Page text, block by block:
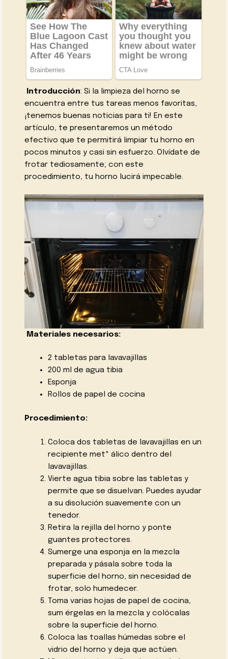
Introducción: Si la limpieza del horno se
encuentra entre tus tareas menos favoritas,
¡tenemos buenas noticias para ti! En este
artículo, te presentaremos un método
efectivo que te permitirá limpiar tu horno en
pocos minutos y casi sin esfuerzo. Olvídate de
frotar tediosamente; con este
procedimiento, tu horno lucirá impecable.
Materiales necesarios:
2 tabletas para lavavajillas
200 ml de agua tibia
Esponja
Rollos de papel de cocina
Procedimiento:
Coloca dos tabletas de lavavajillas en un
recipiente met* álico dentro del
lavavajillas.
Vierte agua tibia sobre las tabletas y
permite que se disuelvan. Puedes ayudar
a su disolución suavemente con un
tenedor.
Retira la rejilla del horno y ponte
guantes protectores.
Sumerge una esponja en la mezcla
preparada y pásala sobre toda la
superficie del horno, sin necesidad de
frotar, solo humedecer.
Toma varias hojas de papel de cocina,
sum érgelas en la mezcla y colócalas
sobre la superficie del horno.
Coloca las toallas húmedas sobre el
vidrio del horno y deja que actúen.